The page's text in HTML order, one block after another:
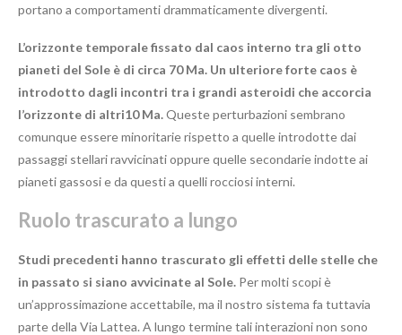
portano a comportamenti drammaticamente divergenti.
L’orizzonte temporale fissato dal caos interno tra gli otto
pianeti del Sole è di circa 70 Ma. Un ulteriore forte caos è
introdotto dagli incontri tra i grandi asteroidi che accorcia
l’orizzonte di altri10 Ma.Queste perturbazioni sembrano
comunque essere minoritarie rispetto a quelle introdotte dai
passaggi stellari ravvicinati oppure quelle secondarie indotte ai
pianeti gassosi e da questi a quelli rocciosi interni.
Ruolo trascurato a lungo
Studi precedenti hanno trascurato gli effetti delle stelle che
in passato si siano avvicinate al Sole. Per molti scopi è
un’approssimazione accettabile, ma il nostro sistema fa tuttavia
parte della Via Lattea. A lungo termine tali interazioni non sono